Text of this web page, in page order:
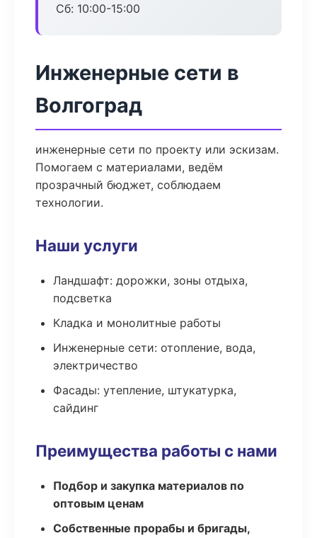
Сб: 10:00-15:00
Инженерные сети в
Волгоград
инженерные сети по проекту или эскизам.
Помогаем с материалами, ведём
прозрачный бюджет, соблюдаем
технологии.
Наши услуги
Ландшафт: дорожки, зоны отдыха,
подсветка
Кладка и монолитные работы
Инженерные сети: отопление, вода,
электричество
Фасады: утепление, штукатурка,
сайдинг
Преимущества работы с нами
Подбор и закупка материалов по
оптовым ценам
Собственные прорабы и бригады,